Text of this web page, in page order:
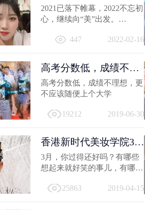
2021的回忆
2021已落下帷幕，2022不忘初
心，继续向“美”出发。
的小...
447 2022-02-16
高考分数低，成绩不理
想，更不应...
高考分数低，成绩不理想，更
不应该随便上个大学
19212 2019-06-30
香港新时代美妆学院3月
作品选，...
3月，你过得还好吗？有哪些
想起来就好笑的事儿，有哪值
住...
25863 2019-04-15